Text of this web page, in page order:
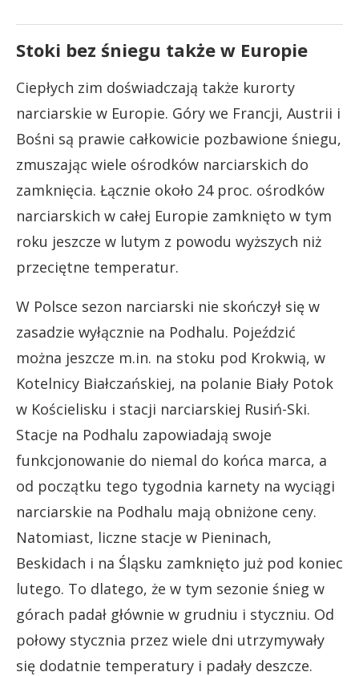
Stoki bez śniegu także w Europie
Ciepłych zim doświadczają także kurorty
narciarskie w Europie. Góry we Francji, Austrii i
Bośni są prawie całkowicie pozbawione śniegu,
zmuszając wiele ośrodków narciarskich do
zamknięcia. Łącznie około 24 proc. ośrodków
narciarskich w całej Europie zamknięto w tym
roku jeszcze w lutym z powodu wyższych niż
przeciętne temperatur.
W Polsce sezon narciarski nie skończył się w
zasadzie wyłącznie na Podhalu. Pojeździć
można jeszcze m.in. na stoku pod Krokwią, w
Kotelnicy Białczańskiej, na polanie Biały Potok
w Kościelisku i stacji narciarskiej Rusiń-Ski.
Stacje na Podhalu zapowiadają swoje
funkcjonowanie do niemal do końca marca, a
od początku tego tygodnia karnety na wyciągi
narciarskie na Podhalu mają obniżone ceny.
Natomiast, liczne stacje w Pieninach,
Beskidach i na Śląsku zamknięto już pod koniec
lutego. To dlatego, że w tym sezonie śnieg w
górach padał głównie w grudniu i styczniu. Od
połowy stycznia przez wiele dni utrzymywały
się dodatnie temperatury i padały deszcze.